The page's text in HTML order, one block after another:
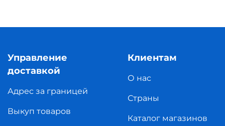
Управление
доставкой
Адрес за границей
Выкуп товаров
Клиентам
О нас
Страны
Каталог магазинов